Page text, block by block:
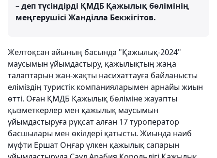
– деп түсіндірді ҚМДБ Қажылық бөлімінің
меңгерушісі Жанділла Бекжігітов.
Желтоқсан айының басында "Қажылық-2024"
маусымын ұйымдастыру, қажылықтың жаңа
талаптарын жан-жақты насихаттауға байланысты
еліміздің туристік компанияларымен арнайы жиын
өтті. Оған ҚМДБ Қажылық бөліміне жауапты
қызметкерлер мен қажылық маусымын
ұйымдастыруға рұқсат алған 17 туроператор
басшылары мен өкілдері қатысты. Жиында наиб
мүфти Ершат Оңғар үлкен қажылық сапарын